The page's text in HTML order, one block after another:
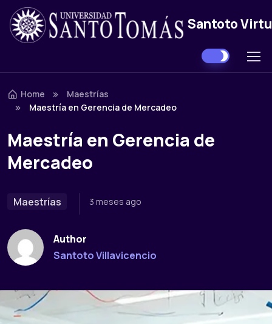
Skip to navigation
Skip to content
Santoto
Home
Maestrías
Maestría en Gerencia de Mercadeo
Maestría en Gerencia de
Mercadeo
Maestrías 3 meses ago
Author
Santoto Villavicencio